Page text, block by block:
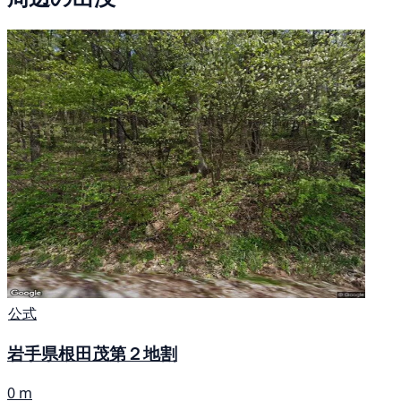
公式
岩手県根田茂第２地割
0 m